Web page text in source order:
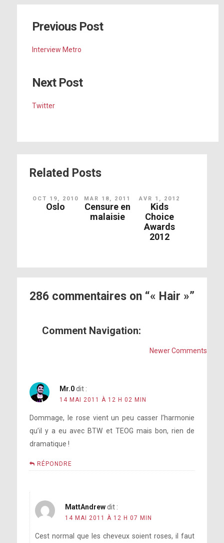
Previous Post
Interview Metro
Next Post
Twitter
Related Posts
OCT 19, 2010
Oslo
MAR 18, 2011
Censure en
malaisie
AVR 1, 2012
Kids
Choice
Awards
2012
286 commentaires on “« Hair »”
Comment Navigation:
Newer Comments
Mr.0 dit :
14 MAI 2011 À 12 H 02 MIN
Dommage, le rose vient un peu casser l’harmonie
qu’il y a eu avec BTW et TEOG mais bon, rien de
dramatique !
RÉPONDRE
MattAndrew dit :
14 MAI 2011 À 12 H 07 MIN
Cest normal que les cheveux soient roses, il faut